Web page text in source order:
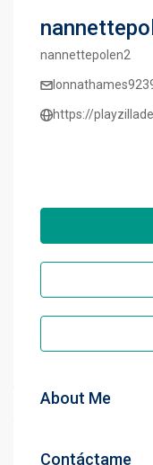
nannettepolen2
https://
About Me
Contáctame